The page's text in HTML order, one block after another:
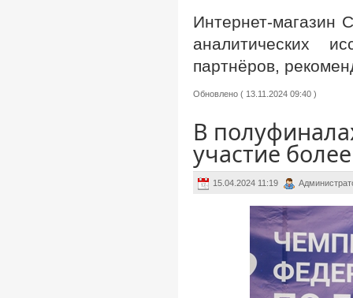
Интернет-магазин
аналитических
партнёров,
Обновлено ( 13.11.2024 09:40 )
В
участие
15.04.2024 11:19